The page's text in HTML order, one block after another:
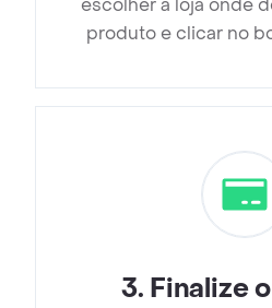
escolher a loja onde
produto e clicar no
3. Finalize